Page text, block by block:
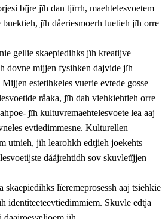
bïjre jïh dan tjïrrh, maehtelesvoetem
jïh dåeriesmoerh luetieh jïh orre
gellie skaepiedihks jïh kreatijve
dovne mijjen fysihken dajvide jïh
estetihkeles vuerie evtede gosse
råaka, jïh dah viehkiehtieh orre
jïh kultuvremaehtelesvoete lea aaj
evtiedimmesne. Kulturellen
utnieh, jïh learohkh edtjieh joekehts
dååjrehtidh sov skuvletïjjen
skaepiedihks lïeremeprosessh aaj tsiehkie
identiteeteevtiedimmiem. Skuvle edtja